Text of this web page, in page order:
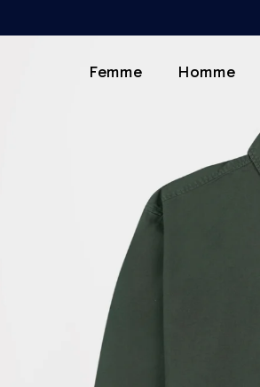
Femme Homme